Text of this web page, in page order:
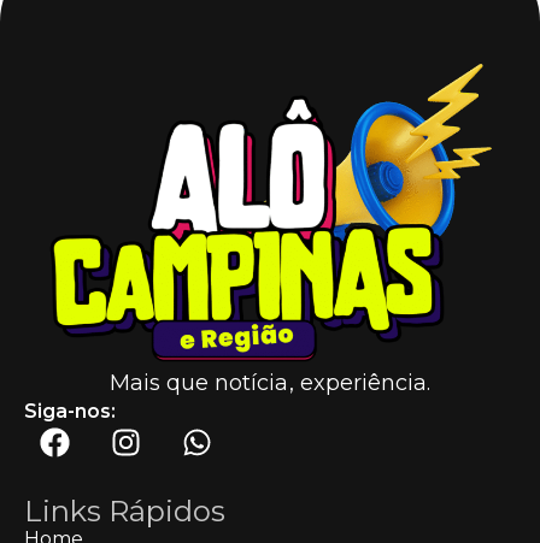
Mais que notícia, experiência.
Siga-nos:
Links Rápidos